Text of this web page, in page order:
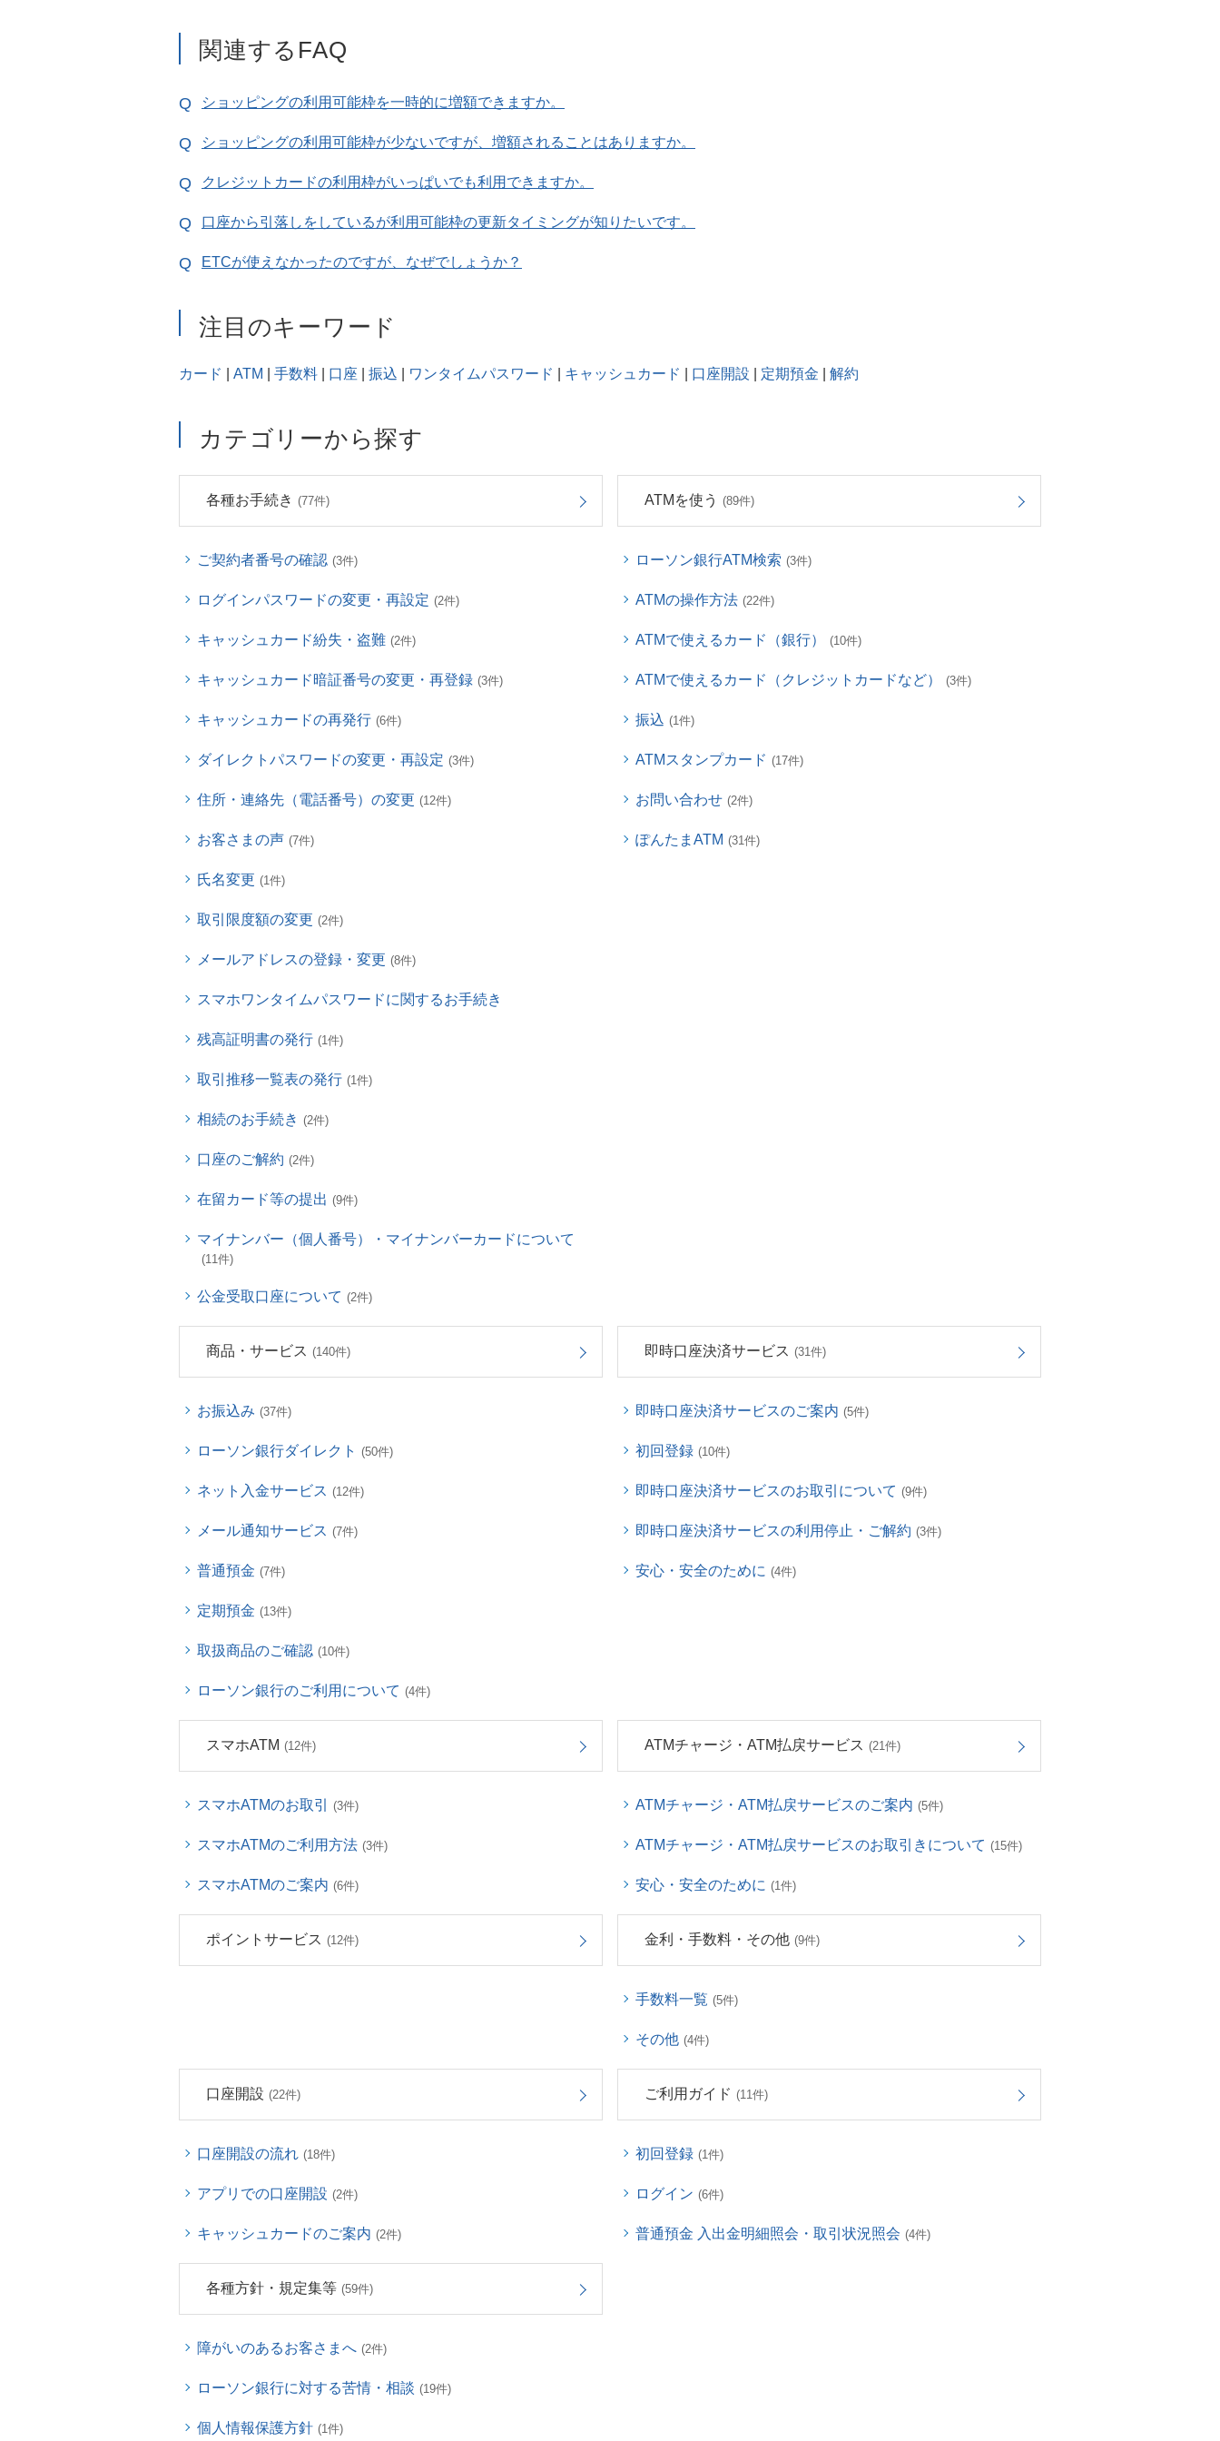
関連するFAQ
ショッピングの利用可能枠を一時的に増額できますか。
ショッピングの利用可能枠が少ないですが、増額されることはありますか。
クレジットカードの利用枠がいっぱいでも利用できますか。
口座から引落しをしているが利用可能枠の更新タイミングが知りたいです。
ETCが使えなかったのですが、なぜでしょうか？
注目のキーワード
カード ATM 手数料 口座 振込 ワンタイムパスワード キャッシュカード 口座開設 定期預金 解約
カテゴリーから探す
各種お手続き (77件)
ご契約者番号の確認 (3件)
ログインパスワードの変更・再設定 (2件)
キャッシュカード紛失・盗難 (2件)
キャッシュカード暗証番号の変更・再登録 (3件)
キャッシュカードの再発行 (6件)
ダイレクトパスワードの変更・再設定 (3件)
住所・連絡先（電話番号）の変更 (12件)
お客さまの声 (7件)
氏名変更 (1件)
取引限度額の変更 (2件)
メールアドレスの登録・変更 (8件)
スマホワンタイムパスワードに関するお手続き
残高証明書の発行 (1件)
取引推移一覧表の発行 (1件)
相続のお手続き (2件)
口座のご解約 (2件)
在留カード等の提出 (9件)
マイナンバー（個人番号）・マイナンバーカードについて
(11件)
公金受取口座について (2件)
ATMを使う (89件)
ローソン銀行ATM検索 (3件)
ATMの操作方法 (22件)
ATMで使えるカード（銀行） (10件)
ATMで使えるカード（クレジットカードなど） (3件)
振込 (1件)
ATMスタンプカード (17件)
お問い合わせ (2件)
ぽんたまATM (31件)
商品・サービス (140件)
お振込み (37件)
ローソン銀行ダイレクト (50件)
ネット入金サービス (12件)
メール通知サービス (7件)
普通預金 (7件)
定期預金 (13件)
取扱商品のご確認 (10件)
ローソン銀行のご利用について (4件)
即時口座決済サービス (31件)
即時口座決済サービスのご案内 (5件)
初回登録 (10件)
即時口座決済サービスのお取引について (9件)
即時口座決済サービスの利用停止・ご解約 (3件)
安心・安全のために (4件)
スマホATM (12件)
スマホATMのお取引 (3件)
スマホATMのご利用方法 (3件)
スマホATMのご案内 (6件)
ATMチャージ・ATM払戻サービス (21件)
ATMチャージ・ATM払戻サービスのご案内 (5件)
ATMチャージ・ATM払戻サービスのお取引きについて (15件)
安心・安全のために (1件)
ポイントサービス (12件) 金利・手数料・その他 (9件)
手数料一覧 (5件)
その他 (4件)
口座開設 (22件)
口座開設の流れ (18件)
アプリでの口座開設 (2件)
キャッシュカードのご案内 (2件)
ご利用ガイド (11件)
初回登録 (1件)
ログイン (6件)
普通預金 入出金明細照会・取引状況照会 (4件)
各種方針・規定集等 (59件)
障がいのあるお客さまへ (2件)
ローソン銀行に対する苦情・相談 (19件)
個人情報保護方針 (1件)